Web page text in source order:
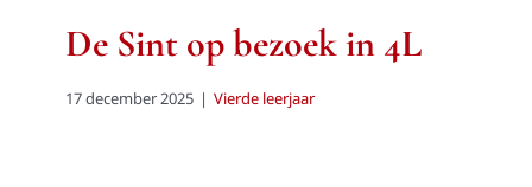
De Sint op bezoek in 4L
17 december 2025 | Vierde leerjaar